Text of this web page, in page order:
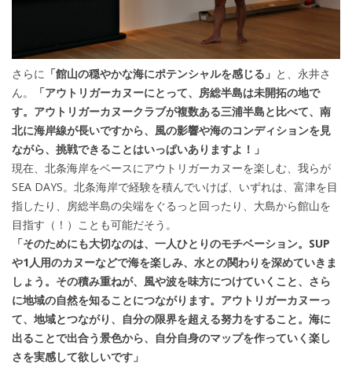
さらに 「館山の穏やかな海にポテンシャルを感じる」 と、永井さ
ん。
「アウトリガーカヌーにとって、房総半島は未開拓の地で
す。アウトリガーカヌークラブが複数ある三浦半島と比べて、南
北に海岸線が長いですから、風の影響や海のコンディションを見
ながら、挑戦できることはいっぱいありますよ！」
現在、北条海岸をベースにアウトリガーカヌーを楽しむ、我らが
SEA DAYS。北条海岸で経験を積んでいけば、いずれは、富津を目
指したり、房総半島の尖端をぐるっと回ったり、大島から館山を
目指す（！）ことも可能だそう。
「そのためにも大切なのは、一人ひとりのモチベーション。SUP
や1人用のカヌーなどで海を楽しみ、水との関わりを深めていきま
しょう。その積み重ねが、風や波を味方につけていくこと、さら
に地域の自然を知ることにつながります。アウトリガーカヌーっ
て、地域とつながり、自分の限界を超える努力をすること。海に
出ることで出合う景色から、自分自身のマップを作っていく楽し
さを実感して欲しいです」